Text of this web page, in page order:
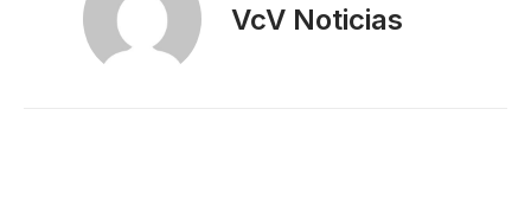
VcV Noticias